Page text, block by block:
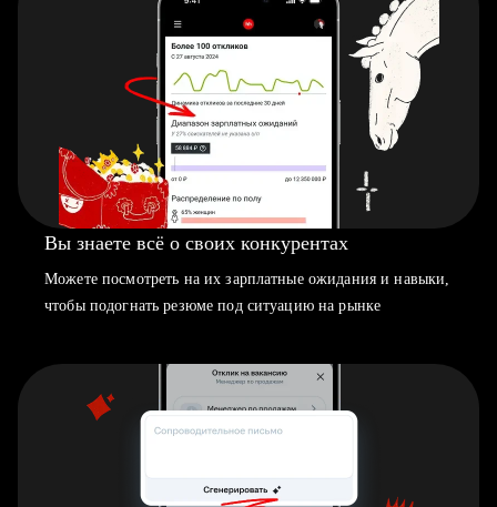
Вы знаете всё о своих конкурентах
Можете посмотреть на их зарплатные ожидания и навыки,
чтобы подогнать резюме под ситуацию на рынке